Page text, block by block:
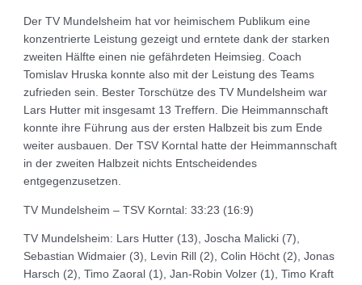
Der TV Mundelsheim hat vor heimischem Publikum eine
konzentrierte Leistung gezeigt und erntete dank der starken
zweiten Hälfte einen nie gefährdeten Heimsieg. Coach
Tomislav Hruska konnte also mit der Leistung des Teams
zufrieden sein. Bester Torschütze des TV Mundelsheim war
Lars Hutter mit insgesamt 13 Treffern. Die Heimmannschaft
konnte ihre Führung aus der ersten Halbzeit bis zum Ende
weiter ausbauen. Der TSV Korntal hatte der Heimmannschaft
in der zweiten Halbzeit nichts Entscheidendes
entgegenzusetzen.
TV Mundelsheim – TSV Korntal: 33:23 (16:9)
TV Mundelsheim: Lars Hutter (13), Joscha Malicki (7),
Sebastian Widmaier (3), Levin Rill (2), Colin Höcht (2), Jonas
Harsch (2), Timo Zaoral (1), Jan-Robin Volzer (1), Timo Kraft